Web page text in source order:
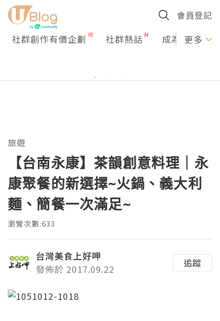
會員登記
社群創作有價企劃 社群熱話 成為U更多
旅遊
【台南永康】茶韻創意料理｜永
康聚餐的新選擇~火鍋、義大利
麵、簡餐一次滿足~
瀏覽次數:633
台灣美食上好呷
發佈於 2017.09.22
追蹤